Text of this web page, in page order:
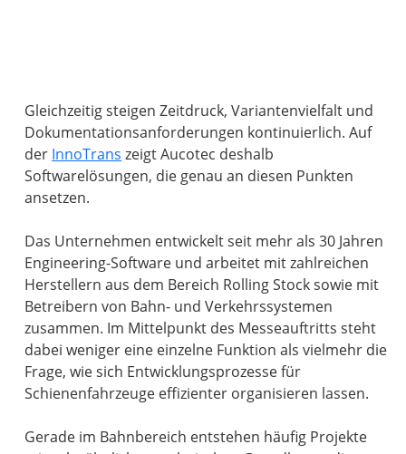
Gleichzeitig steigen Zeitdruck, Variantenvielfalt und
Dokumentationsanforderungen kontinuierlich. Auf
der InnoTrans zeigt Aucotec deshalb
Softwarelösungen, die genau an diesen Punkten
ansetzen.
Das Unternehmen entwickelt seit mehr als 30 Jahren
Engineering-Software und arbeitet mit zahlreichen
Herstellern aus dem Bereich Rolling Stock sowie mit
Betreibern von Bahn- und Verkehrssystemen
zusammen. Im Mittelpunkt des Messeauftritts steht
dabei weniger eine einzelne Funktion als vielmehr die
Frage, wie sich Entwicklungsprozesse für
Schienenfahrzeuge effizienter organisieren lassen.
Gerade im Bahnbereich entstehen häufig Projekte